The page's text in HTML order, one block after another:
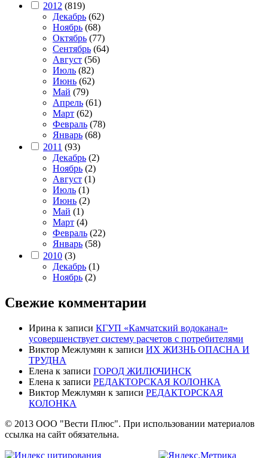
2012 (819)
Декабрь (62)
Ноябрь (68)
Октябрь (77)
Сентябрь (64)
Август (56)
Июль (82)
Июнь (62)
Май (79)
Апрель (61)
Март (62)
Февраль (78)
Январь (68)
2011 (93)
Декабрь (2)
Ноябрь (2)
Август (1)
Июль (1)
Июнь (2)
Май (1)
Март (4)
Февраль (22)
Январь (58)
2010 (3)
Декабрь (1)
Ноябрь (2)
Свежие комментарии
Ирина к записи КГУП «Камчатский водоканал»
усовершенствует систему расчетов с потребителями
Виктор Межлумян к записи ИХ ЖИЗНЬ ОПАСНА И
ТРУДНА
Елена к записи ГОРОД ЖИЛЮЧИНСК
Елена к записи РЕДАКТОРСКАЯ КОЛОНКА
Виктор Межлумян к записи РЕДАКТОРСКАЯ
КОЛОНКА
© 2013 ООО "Вести Плюс". При использовании материалов
ссылка на сайт обязательна.